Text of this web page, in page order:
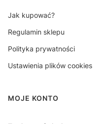
Jak kupować?
Regulamin sklepu
Polityka prywatności
Ustawienia plików cookies
MOJE KONTO